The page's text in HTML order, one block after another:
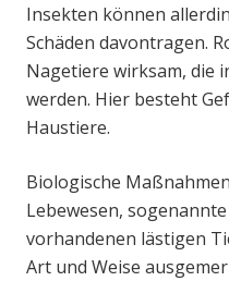
Insekten können
Schäden davontragen.
Nagetiere wirksam, die
werden. Hier besteht
Haustiere.
Biologische
Lebewesen,
vorhandenen lästigen
Art und Weise